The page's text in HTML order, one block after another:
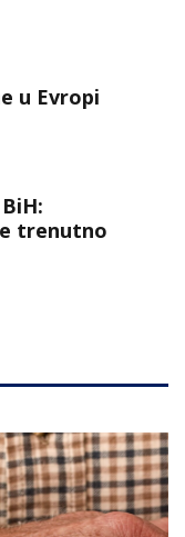
u Evropi
trenutno